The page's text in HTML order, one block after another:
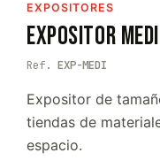
EXPOSITORES
Expositor
Ref. EXP-MEDI
Expositor de
tiendas de
espacio.